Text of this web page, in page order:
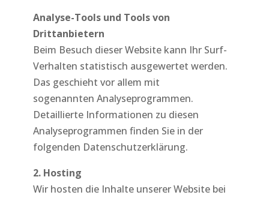
Analyse-Tools und Tools von
Drittanbietern
Beim Besuch dieser Website kann Ihr Surf-
Verhalten statistisch ausgewertet werden.
Das geschieht vor allem mit
sogenannten Analyseprogrammen.
Detaillierte Informationen zu diesen
Analyseprogrammen finden Sie in der
folgenden Datenschutzerklärung.
2. Hosting
Wir hosten die Inhalte unserer Website bei